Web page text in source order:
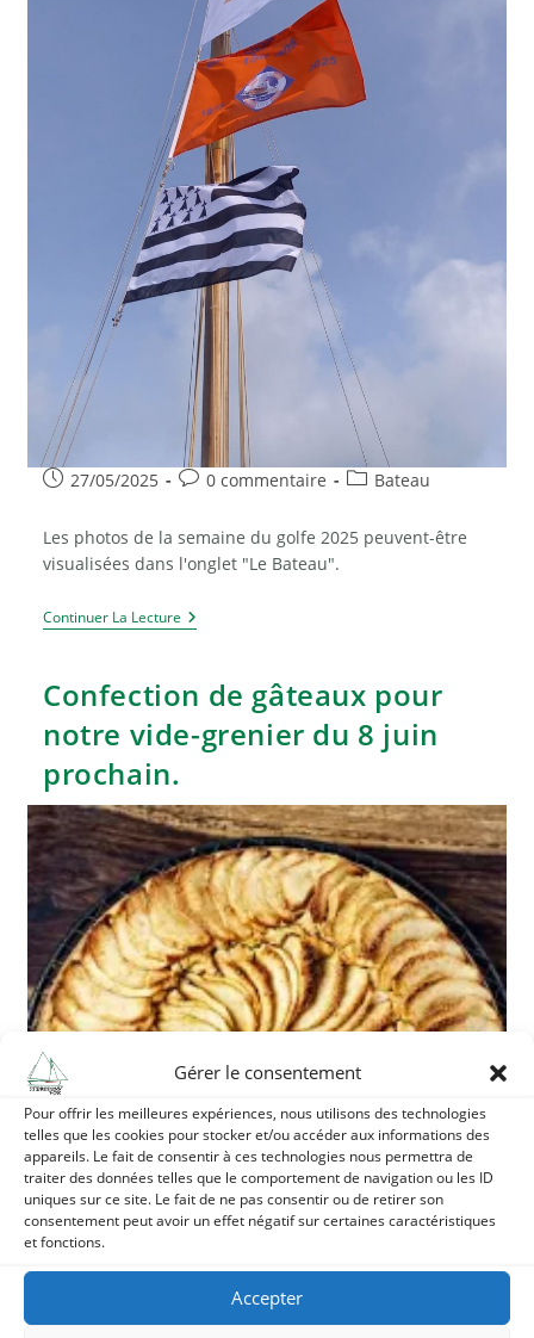
Gérer le consentement
Pour offrir les meilleures expériences, nous utilisons des technologies
telles que les cookies pour stocker et/ou accéder aux informations des
appareils. Le fait de consentir à ces technologies nous permettra de
traiter des données telles que le comportement de navigation ou les ID
uniques sur ce site. Le fait de ne pas consentir ou de retirer son
consentement peut avoir un effet négatif sur certaines caractéristiques
et fonctions.
Accepter
Publication
27/05/2025
Commentaires
la
publication :
0 commentaire
PostBateau
Les photos de la semaine du golfe 2025 peuvent-être
visualisées dans l'onglet "Le Bateau".
Continuer La LecturePhotos
De
Du
Golfe
Mai
2025
Confection de gâteaux pour
notre vide-grenier du 8 juin
prochain.